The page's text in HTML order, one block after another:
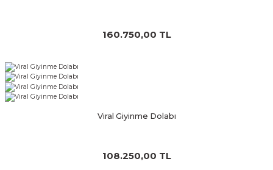
160.750,00 TL
Viral Giyinme Dolabı
108.250,00 TL